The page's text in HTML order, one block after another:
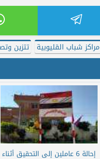
مراكز شباب القليوبية تتزين
إحالة 6 عاملين إلى التحقيق أثناء